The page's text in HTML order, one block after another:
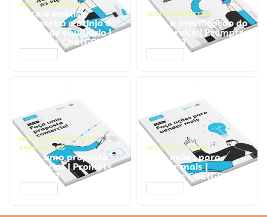
GESTÃO FINANCEIRA
Faça a análise
financeira e atinja o
ponto de equilíbrio |
Prompts ChatGPT
GESTÃO FINANCEIRA
Faça a precificação do
seu serviço | Prompts
ChatGPT
NEGÓCIOS, PROCESSOS
EMPRESARIAIS
Faça uma proposta
comercial | Prompts
ChatGPT
NEGÓCIOS, VENDAS
Faça ações para
vender mais |
Prompts ChatGPT